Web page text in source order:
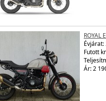
ROYAL
Évjárat:
Futott
Ár: 2